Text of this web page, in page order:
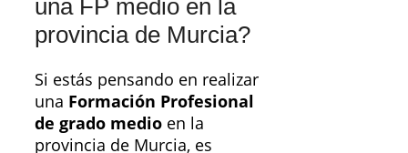
una FP medio en la
provincia de Murcia?
Si estás pensando en realizar
una Formación Profesional
de grado medio en la
provincia de Murcia, es